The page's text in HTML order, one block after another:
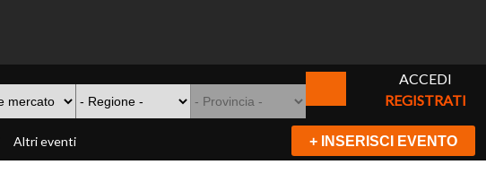
ACCEDI
REGISTRATI
Altri eventi + INSERISCI EVENTO